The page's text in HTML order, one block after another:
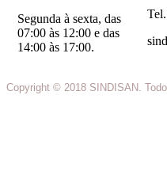
Segunda à sexta, das
07:00 às 12:00 e das
14:00 às 17:00.
Copyright © 2018 SINDISAN.